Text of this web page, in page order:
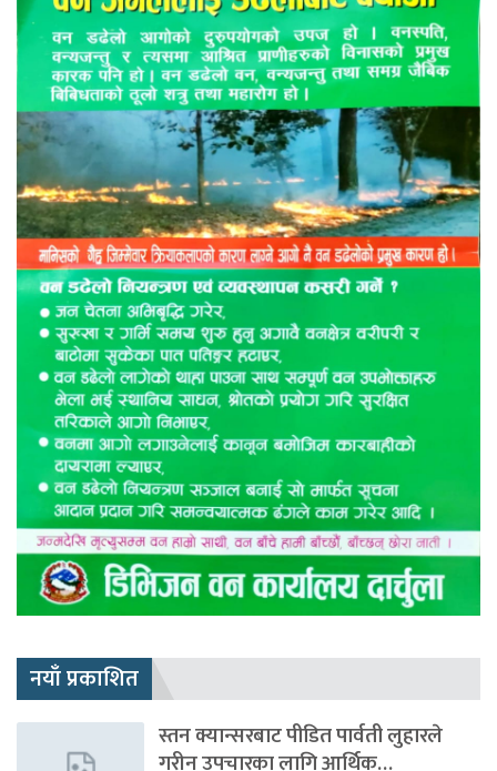
नयाँ प्रकाशित
स्तन क्यान्सरबाट पीडित पार्वती लुहारले
गरीन उपचारका लागि आर्थिक…